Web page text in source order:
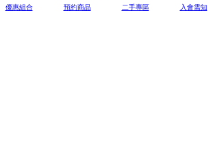
優惠組合 預約商品 二手專區 入會需知